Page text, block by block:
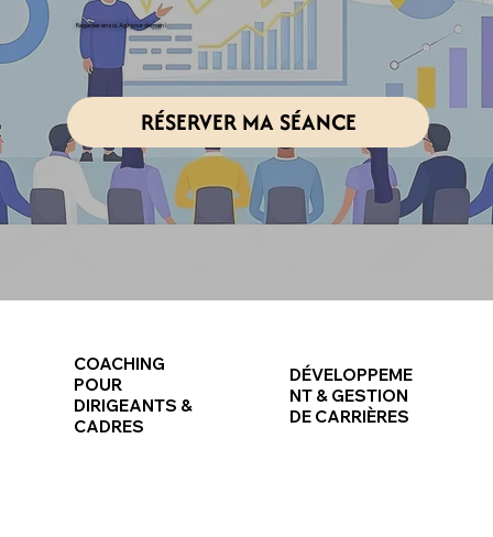
DÉVELOPPEME
NT & GESTION
DE CARRIÈRES
COACHING
POUR
DIRIGEANTS &
CADRES
Regarder en soi, Agir pour demain !
RÉSERVER MA SÉANCE